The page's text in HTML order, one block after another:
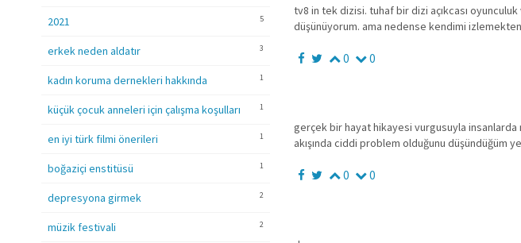
5
2021
3
erkek neden aldatır
1
kadın koruma dernekleri hakkında
1
küçük çocuk anneleri için çalışma koşulları
1
en iyi türk filmi önerileri
1
boğaziçi enstitüsü
2
depresyona girmek
2
müzik festivali
tv8 in tek dizisi. tuhaf bir dizi açıkcası
düşünüyorum. ama nedense kendimi
0 0
gerçek bir hayat hikayesi vurgusuyla insanlarda
akışında ciddi problem olduğunu düşündüğüm
0 0